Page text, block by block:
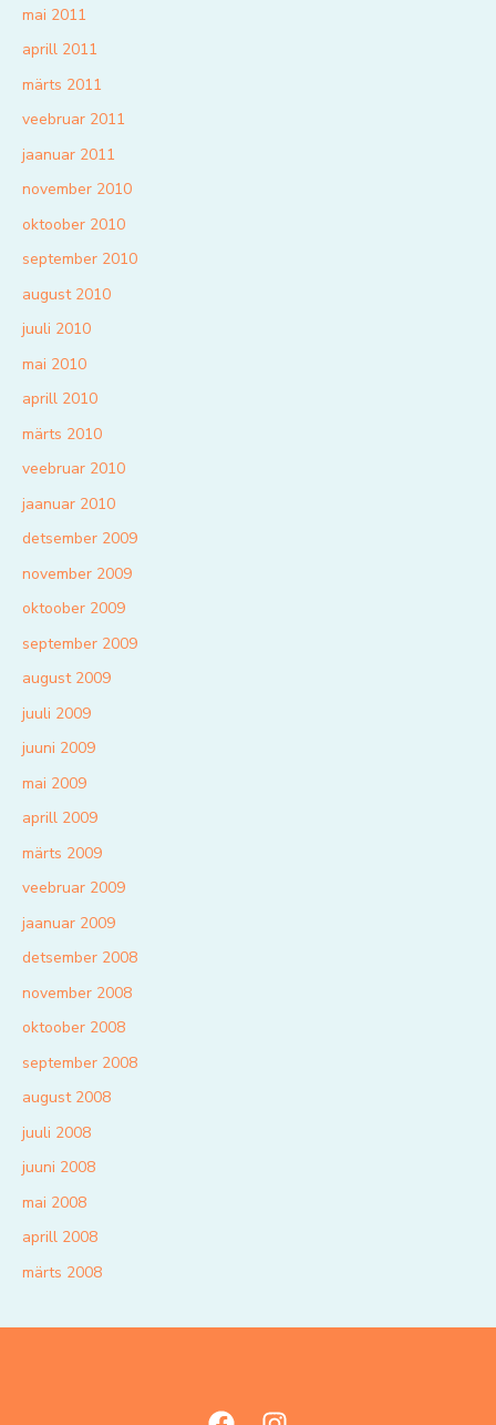
mai 2011
aprill 2011
märts 2011
veebruar 2011
jaanuar 2011
november 2010
oktoober 2010
september 2010
august 2010
juuli 2010
mai 2010
aprill 2010
märts 2010
veebruar 2010
jaanuar 2010
detsember 2009
november 2009
oktoober 2009
september 2009
august 2009
juuli 2009
juuni 2009
mai 2009
aprill 2009
märts 2009
veebruar 2009
jaanuar 2009
detsember 2008
november 2008
oktoober 2008
september 2008
august 2008
juuli 2008
juuni 2008
mai 2008
aprill 2008
märts 2008